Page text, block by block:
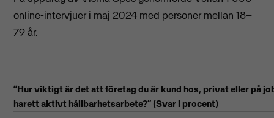
online-intervjuer i maj 2024 med personer mellan 18–
79 år.
”Hur viktigt är det att företag du är kund hos, privat eller på
harett aktivt hållbarhetsarbete?” (Svar i procent)